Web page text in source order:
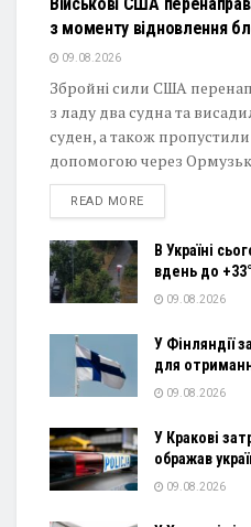
з моменту відновлення
09.08.2026
Збройні сили США
з ладу два судна та
суден, а також
допомогою через
READ MOREDETAILS
В Україні
вдень до +33°
09.08.2026
У Фінляндії
для
09.08.2026
У Кракові
ображав
09.08.2026